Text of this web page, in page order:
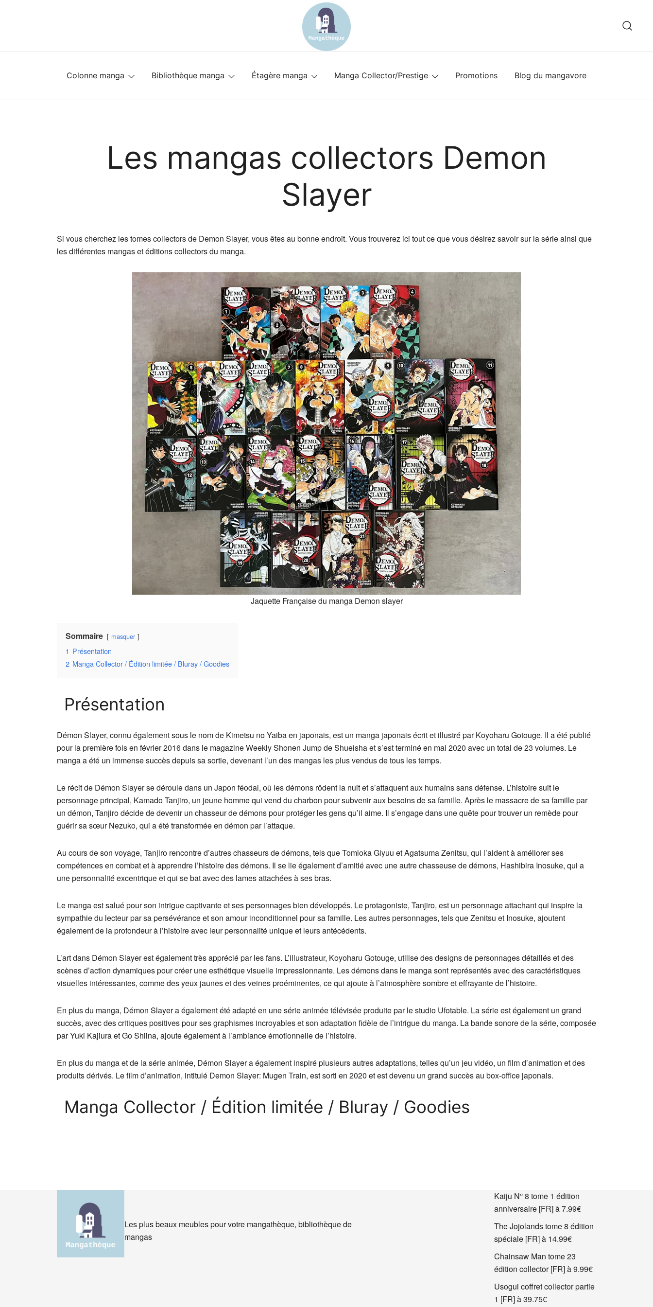
Colonne manga Bibliothèque manga Étagère manga Manga Collector/Prestige Promotions Blog du mangavore
Les mangas collectors Demon
Slayer
Si vous cherchez les tomes collectors de Demon Slayer, vous êtes au bonne endroit. Vous trouverez ici tout ce que vous désirez savoir sur la série ainsi que
les différentes mangas et éditions collectors du manga.
Jaquette Française du manga Demon slayer
Sommaire masquer
1 Présentation
2 Manga Collector / Édition limitée / Bluray / Goodies
Présentation
Démon Slayer, connu également sous le nom de Kimetsu no Yaiba en japonais, est un manga japonais écrit et illustré par Koyoharu Gotouge. Il a été publié
pour la première fois en février 2016 dans le magazine Weekly Shonen Jump de Shueisha et s’est terminé en mai 2020 avec un total de 23 volumes. Le
manga a été un immense succès depuis sa sortie, devenant l’un des mangas les plus vendus de tous les temps.
Le récit de Démon Slayer se déroule dans un Japon féodal, où les démons rôdent la nuit et s’attaquent aux humains sans défense. L’histoire suit le
personnage principal, Kamado Tanjiro, un jeune homme qui vend du charbon pour subvenir aux besoins de sa famille. Après le massacre de sa famille par
un démon, Tanjiro décide de devenir un chasseur de démons pour protéger les gens qu’il aime. Il s’engage dans une quête pour trouver un remède pour
guérir sa sœur Nezuko, qui a été transformée en démon par l’attaque.
Au cours de son voyage, Tanjiro rencontre d’autres chasseurs de démons, tels que Tomioka Giyuu et Agatsuma Zenitsu, qui l’aident à améliorer ses
compétences en combat et à apprendre l’histoire des démons. Il se lie également d’amitié avec une autre chasseuse de démons, Hashibira Inosuke, qui a
une personnalité excentrique et qui se bat avec des lames attachées à ses bras.
Le manga est salué pour son intrigue captivante et ses personnages bien développés. Le protagoniste, Tanjiro, est un personnage attachant qui inspire la
sympathie du lecteur par sa persévérance et son amour inconditionnel pour sa famille. Les autres personnages, tels que Zenitsu et Inosuke, ajoutent
également de la profondeur à l’histoire avec leur personnalité unique et leurs antécédents.
L’art dans Démon Slayer est également très apprécié par les fans. L’illustrateur, Koyoharu Gotouge, utilise des designs de personnages détaillés et des
scènes d’action dynamiques pour créer une esthétique visuelle impressionnante. Les démons dans le manga sont représentés avec des caractéristiques
visuelles intéressantes, comme des yeux jaunes et des veines proéminentes, ce qui ajoute à l’atmosphère sombre et effrayante de l’histoire.
En plus du manga, Démon Slayer a également été adapté en une série animée télévisée produite par le studio Ufotable. La série est également un grand
succès, avec des critiques positives pour ses graphismes incroyables et son adaptation fidèle de l’intrigue du manga. La bande sonore de la série, composée
par Yuki Kajiura et Go Shiina, ajoute également à l’ambiance émotionnelle de l’histoire.
En plus du manga et de la série animée, Démon Slayer a également inspiré plusieurs autres adaptations, telles qu’un jeu vidéo, un film d’animation et des
produits dérivés. Le film d’animation, intitulé Demon Slayer: Mugen Train, est sorti en 2020 et est devenu un grand succès au box-office japonais.
Manga Collector / Édition limitée / Bluray / Goodies
Les plus beaux meubles pour votre mangathèque, bibliothèque de
mangas
Kaiju N° 8 tome 1 édition
anniversaire [FR] à 7.99€
The Jojolands tome 8 édition
spéciale [FR] à 14.99€
Chainsaw Man tome 23
édition collector [FR] à 9.99€
Usogui coffret collector partie
1 [FR] à 39.75€